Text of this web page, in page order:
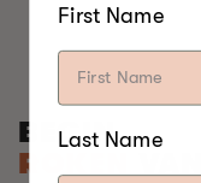
BEGIN
ROKEN
First Name
Last Name